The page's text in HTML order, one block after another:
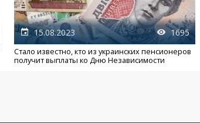
15.08.2023 1695
Стало известно, кто из украинских пенсионеров
получит выплаты ко Дню Независимости